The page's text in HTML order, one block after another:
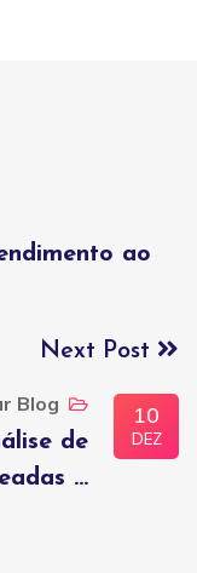
ao
Next Post
10
DEZ
Blog
de
...